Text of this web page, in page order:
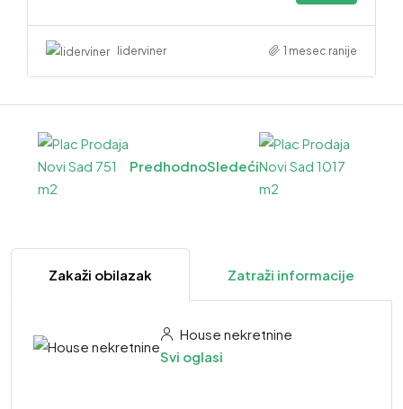
liderviner 1 mesec ranije
PredhodnoSledeći
Zakaži obilazak Zatraži informacije
House nekretnine
Svi oglasi